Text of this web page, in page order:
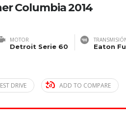
Columbia 2014
MOTOR
Detroit Serie 60 Eaton
DRIVE ADD TO COMPARE